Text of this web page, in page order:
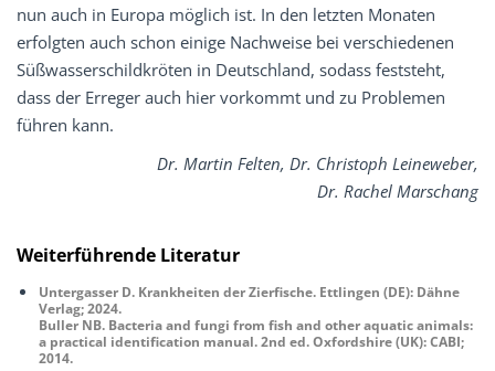
nun auch in Europa möglich ist. In den letzten Monaten
erfolgten auch schon einige Nachweise bei verschiedenen
Süßwasserschildkröten in Deutschland, sodass feststeht,
dass der Erreger auch hier vorkommt und zu Problemen
führen kann.
Dr. Martin Felten, Dr. Christoph Leineweber,
Dr. Rachel Marschang
Weiterführende Literatur
Untergasser D. Krankheiten der Zierfische. Ettlingen (DE): Dähne
Verlag; 2024.
Buller NB. Bacteria and fungi from fish and other aquatic animals:
a practical identification manual. 2nd ed. Oxfordshire (UK): CABI;
2014.